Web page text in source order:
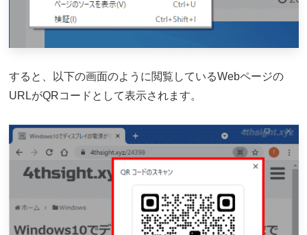
すると、以下の画面のように閲覧しているWebページの
URLがQRコードとして表示されます。